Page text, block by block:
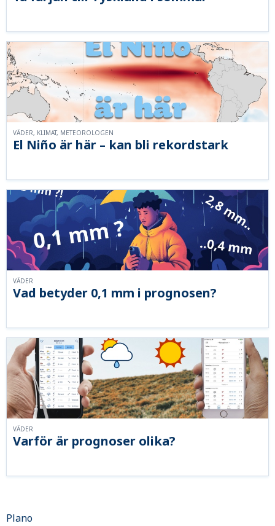
El Niño är här – kan bli rekordstark
VÄDER, KLIMAT, METEOROLOGEN
Vad betyder 0,1 mm i prognosen?
VÄDER
Varför är prognoser olika?
VÄDER
Plano